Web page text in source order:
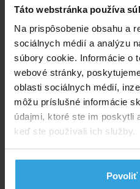
Táto webstránka používa
Na prispôsobenie obsahu a
sociálnych médií a analýzu
súbory cookie. Informácie o
webové stránky,
oblasti sociálnych médií,
môžu príslušné informácie
údajmi, ktoré ste im poskytli
keď ste používali ich služby.
Povoliť
Spýtajte sa predavača
Podrobný popis
Podrobný popis
Plachta na bazén obdĺžnik
rozmer plachty je cca
Kvalitná kašírovaná plachta
Kašírované fólie sú
Táto plachta sa vyznačuje